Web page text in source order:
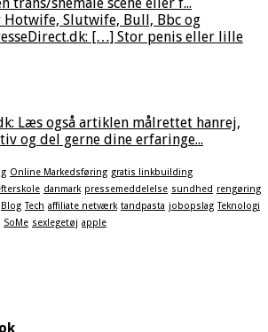
trans/shemale scene eller f...
Hotwife, Slutwife, Bull, Bbc og
[…] Stor penis eller lille
Læs også artiklen målrettet hanrej,
og del gerne dine erfaringe...
Online Markedsføring gratis linkbuilding
danmark pressemeddelelse sundhed rengøring
Blog Tech affiliate netværk tandpasta jobopslag Teknologi
SoMe sexlegetøj apple